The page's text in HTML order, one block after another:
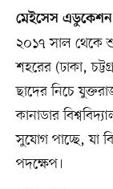
মেইসেস এডুকেশন
২০১৭ সাল থেকে
শহরের (ঢাকা,
ছাদের নিচে
কানাডার
সুযোগ পাচ্ছে, যা
পদক্ষেপ।